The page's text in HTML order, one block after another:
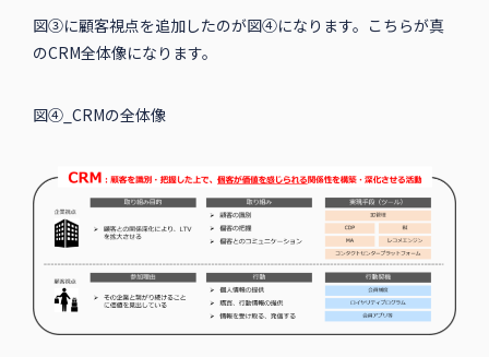
図③に顧客視点を追加したのが図④になります。こちらが真
のCRM全体像になります。
図④_CRMの全体像